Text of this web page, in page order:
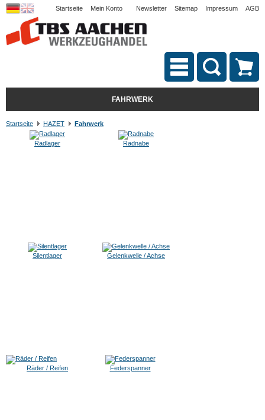
Startseite Mein Konto Newsletter Sitemap Impressum AGB
FAHRWERK
Startseite HAZET Fahrwerk
Radlager Radnabe
Silentlager Gelenkwelle / Achse
Räder / Reifen Federspanner